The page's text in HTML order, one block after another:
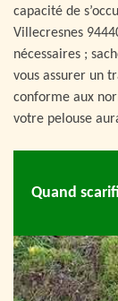
capacité de
Villecresnes
nécessaires ;
vous assurer un
conforme aux
votre pelouse
Quand